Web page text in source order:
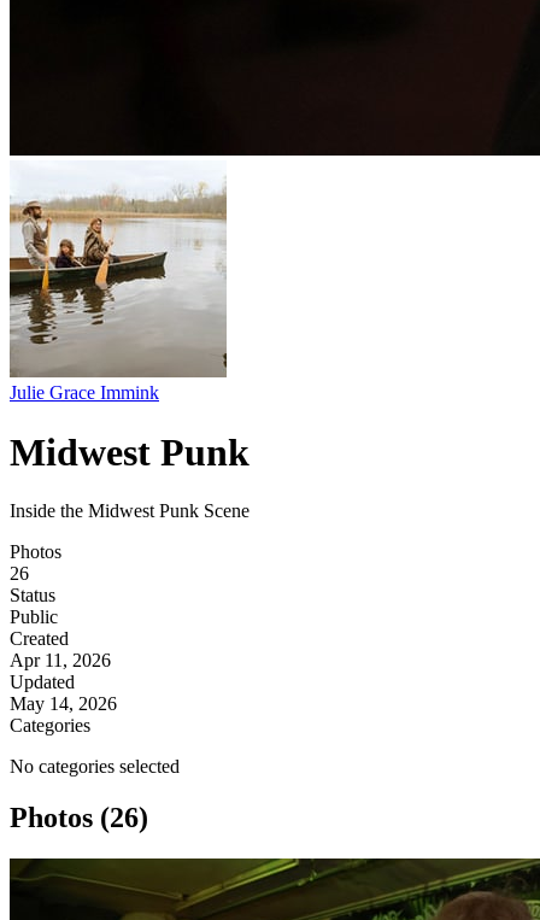
Julie Grace Immink
Midwest Punk
Inside the Midwest Punk Scene
Photos
26
Status
Public
Created
Apr 11, 2026
Updated
May 14, 2026
Categories
No categories selected
Photos (26)